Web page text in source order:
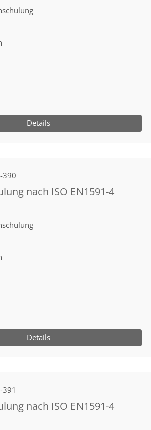
Details
390
nach ISO EN1591-4
Details
391
nach ISO EN1591-4